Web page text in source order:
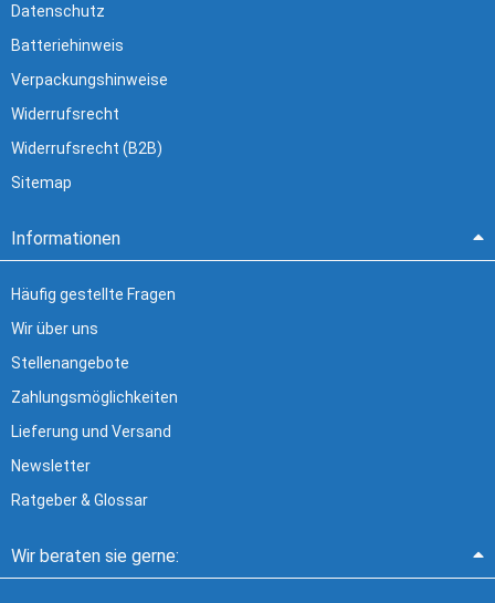
Datenschutz
Batteriehinweis
Verpackungshinweise
Widerrufsrecht
Widerrufsrecht (B2B)
Sitemap
Informationen
Häufig gestellte Fragen
Wir über uns
Stellenangebote
Zahlungsmöglichkeiten
Lieferung und Versand
Newsletter
Ratgeber & Glossar
Wir beraten sie gerne: